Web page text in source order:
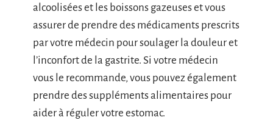
alcoolisées et les boissons gazeuses et vous
assurer de prendre des médicaments prescrits
par votre médecin pour soulager la douleur et
l’inconfort de la gastrite. Si votre médecin
vous le recommande, vous pouvez également
prendre des suppléments alimentaires pour
aider à réguler votre estomac.